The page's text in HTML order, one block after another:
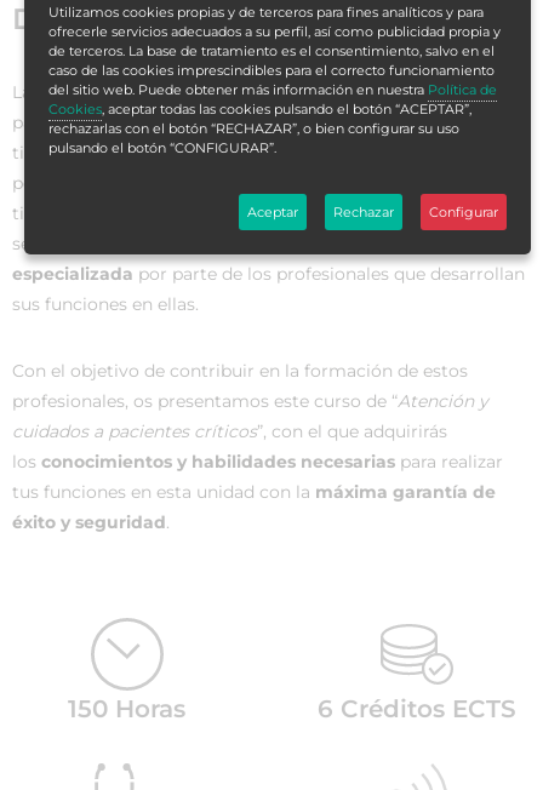
Datos generales
La Unidad de Cuidados Intensivos, donde se encuentran los
pacientes críticos, es un servicio de alta complejidad que
tiene el objetivo debrindar un cuidado integral
personas en condiciones críticas de salud. Estas unidades
tienen características particulares a diferencia de otros
servicios hospitalarios y requieren de
especializada por parte de los profesionales que desarrollan
sus funciones en ellas.
Con el objetivo de contribuir en la formación de estos
profesionales, os presentamos este curso de “Atención y
cuidados a pacientes críticos”, con el que adquirirás
los conocimientos y habilidades necesarias para realizar
tus funciones en esta unidad con la máxima garantía de
éxito y seguridad.
150 Horas 6 Créditos ECTS
Utilizamos cookies propias y de terceros para fines analíticos y para
ofrecerle servicios adecuados a su perfil, así como publicidad propia y
de terceros. La base de tratamiento es el consentimiento, salvo en el
caso de las cookies imprescindibles para el correcto funcionamiento
del sitio web. Puede obtener más información en nuestra Política de
Cookies, aceptar todas las cookies pulsando el botón “ACEPTAR”,
rechazarlas con el botón “RECHAZAR”, o bien configurar su uso
pulsando el botón “CONFIGURAR”.
Aceptar Rechazar Configurar